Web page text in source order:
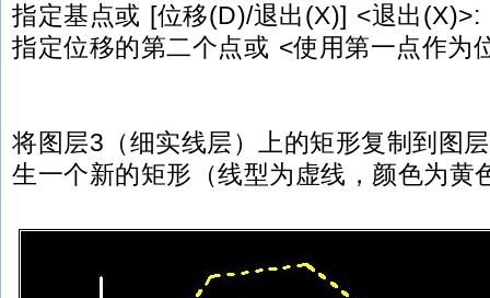
指定基点或 [位移(D)/退出(X)] <退出
指定位移的第二个点或 <使用第一点作为
将图层3（细实线层）上的矩形复制到图
生一个新的矩形（线型为虚线，颜色为黄